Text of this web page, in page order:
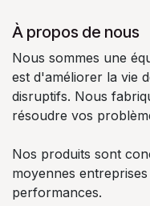
À propos de nous
Nous sommes une
est d'améliorer la vie
disruptifs. Nous
résoudre vos
Nos produits sont
moyennes
performances.